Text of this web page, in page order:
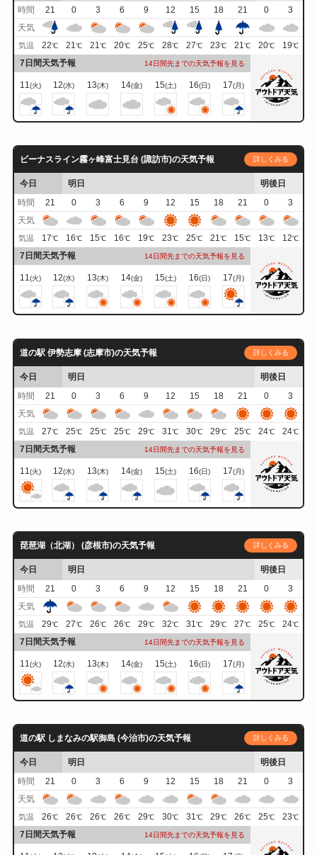
時間 21 0 3 6 9 12 15 18 21 0
3
天気
気温 22℃ 21℃ 21℃ 20℃ 25℃ 28℃ 27℃ 23℃ 21℃ 20℃ 19℃
7日間天気予報 14日間先までの天気予報を見る
11(火) 12(水) 13(木) 14(金) 15(土) 16(日) 17(月)
ビーナスライン霧ヶ峰富士見台 (諏訪市)の天気予報 詳しくみる
今日 明日
明後日
時間
21 0 3 6 9 12 15 18 21 0
3
天気
気温 17℃ 16℃ 15℃ 16℃ 19℃ 23℃ 25℃ 21℃ 15℃ 13℃ 12℃
7日間天気予報 14日間先までの天気予報を見る
11(火) 12(水) 13(木) 14(金) 15(土) 16(日) 17(月)
道の駅 伊勢志摩 (志摩市)の天気予報 詳しくみる
今日 明日
明後日
時間
21 0 3 6 9 12 15 18 21 0
3
天気
気温 27℃ 25℃ 25℃ 25℃ 29℃ 31℃ 30℃ 29℃ 25℃ 24℃ 24℃
7日間天気予報 14日間先までの天気予報を見る
11(火) 12(水) 13(木) 14(金) 15(土) 16(日) 17(月)
琵琶湖（北湖） (彦根市)の天気予報 詳しくみる
今日 明日
明後日
時間
21 0 3 6 9 12 15 18 21 0
3
天気
気温 29℃ 27℃ 26℃ 26℃ 29℃ 32℃ 31℃ 29℃ 27℃ 25℃ 24℃
7日間天気予報 14日間先までの天気予報を見る
11(火) 12(水) 13(木) 14(金) 15(土) 16(日) 17(月)
道の駅 しまなみの駅御島 (今治市)の天気予報 詳しくみる
今日 明日
明後日
時間
21 0 3 6 9 12 15 18 21 0
3
天気
気温 26℃ 26℃ 26℃ 26℃ 29℃ 30℃ 31℃ 29℃ 26℃ 25℃ 23℃
7日間天気予報 14日間先までの天気予報を見る